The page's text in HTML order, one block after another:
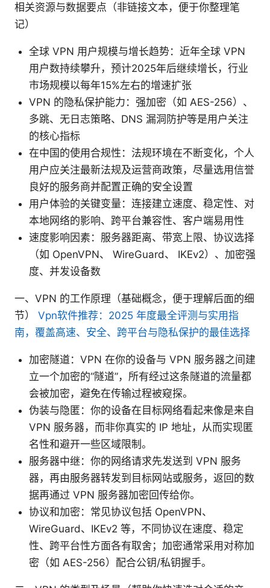
相关资源与数据要点（非链接文本，便于你整理笔
记）
全球 VPN 用户规模与增长趋势：近年全球 VPN
用户数持续攀升，预计2025年后继续增长，行业
市场规模以每年15%左右的增速扩张
VPN 的隐私保护能力：强加密（如 AES-256）、
多跳、无日志策略、DNS 漏洞防护等是用户关注
的核心指标
在中国的使用合规性：法规环境在不断变化，个人
用户应关注最新法规及运营商政策，尽量选用信誉
良好的服务商并配置正确的安全设置
用户体验的关键变量：连接建立速度、稳定性、对
本地网络的影响、跨平台兼容性、客户端易用性
速度影响因素：服务器距离、带宽上限、协议选择
（如 OpenVPN、 WireGuard、 IKEv2）、加密强
度、并发设备数
一、VPN 的工作原理（基础概念，便于理解后面的细
节） Vpn软件推荐：2025 年度最全评测与实用指
南，覆盖高速、安全、跨平台与隐私保护的最佳选择
加密隧道：VPN 在你的设备与 VPN 服务器之间建
立一个加密的“隧道”，所有经过这条隧道的流量都
会被加密，避免在传输过程被窥探。
伪装与隐匿：你的设备在目标网络看起来像是来自
VPN 服务器，而非你真实的 IP 地址，从而实现匿
名性和避开一些区域限制。
服务器中继：你的网络请求先发送到 VPN 服务
器，再由服务器转发到目标网站或服务，返回的数
据再通过 VPN 服务器加密回传给你。
协议和加密：常见协议包括 OpenVPN、
WireGuard、IKEv2 等，不同协议在速度、稳定
性、跨平台性方面各有取舍；加密通常采用对称加
密（如 AES-256）配合公钥/私钥握手。